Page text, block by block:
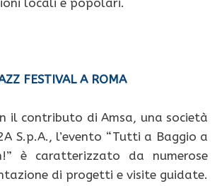
locali e popolari.
FESTIVAL A ROMA
il contributo di Amsa, una società
S.p.A., l’evento “Tutti a Baggio a
è caratterizzato da numerose
di progetti e visite guidate.